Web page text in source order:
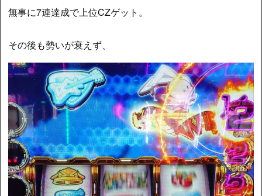
無事に7連達成で上位CZゲット。
その後も勢いが衰えず、